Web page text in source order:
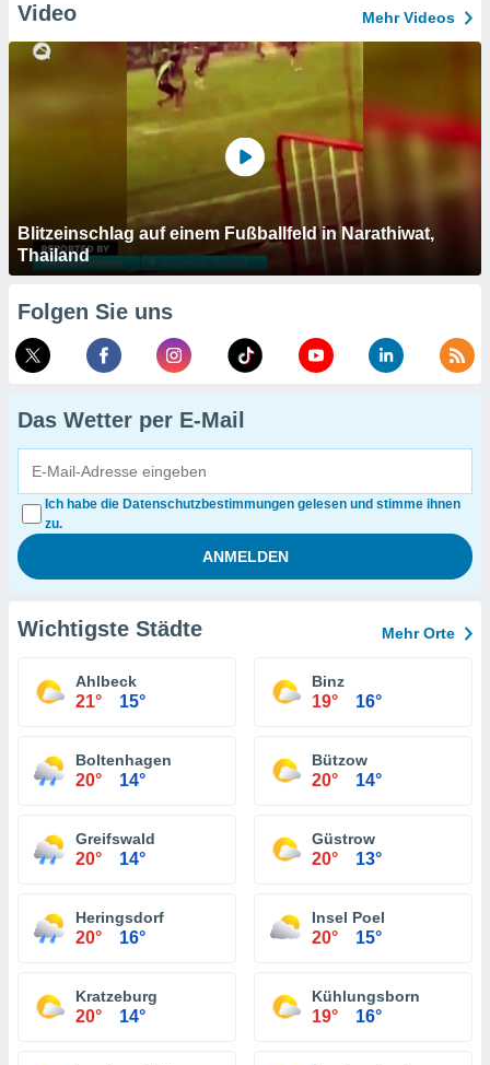
Video Mehr Videos
Blitzeinschlag auf einem Fußballfeld in Narathiwat,
Thailand
Folgen Sie uns
Das Wetter per E-Mail
Ich habe die Datenschutzbestimmungen gelesen und stimme ihnen
zu.
Wichtigste Städte Mehr Orte
Ahlbeck
21° 15°
Binz
19° 16°
Boltenhagen
20° 14°
Bützow
20° 14°
Greifswald
20° 14°
Güstrow
20° 13°
Heringsdorf
20° 16°
Insel Poel
20° 15°
Kratzeburg
20° 14°
Kühlungsborn
19° 16°